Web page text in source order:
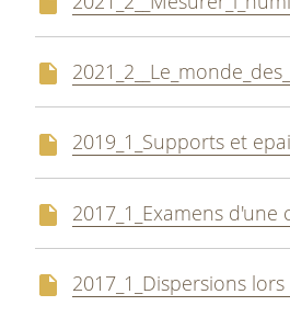
2019_1_Supports et
2017_1_Examens d'une
2017_1_Dispersions